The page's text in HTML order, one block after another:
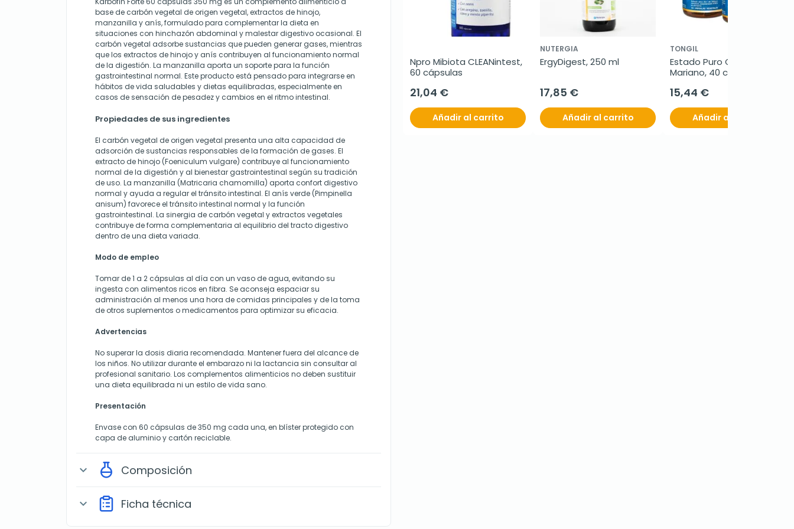
base de carbón vegetal de origen vegetal, extractos de hinojo,
manzanilla y anís, formulado para complementar la dieta en
situaciones con hinchazón abdominal y malestar digestivo ocasional. El
carbón vegetal adsorbe sustancias que pueden generar gases, mientras
que los extractos de hinojo y anís contribuyen al funcionamiento normal
de la digestión. La manzanilla aporta un soporte para la función
gastrointestinal normal. Este producto está pensado para integrarse en
hábitos de vida saludables y dietas equilibradas, especialmente en
casos de sensación de pesadez y cambios en el ritmo intestinal.
Propiedades de sus ingredientes
El carbón vegetal de origen vegetal presenta una alta capacidad de
adsorción de sustancias responsables de la formación de gases. El
extracto de hinojo (Foeniculum vulgare) contribuye al funcionamiento
normal de la digestión y al bienestar gastrointestinal según su tradición
de uso. La manzanilla (Matricaria chamomilla) aporta confort digestivo
normal y ayuda a regular el tránsito intestinal. El anís verde (Pimpinella
anisum) favorece el tránsito intestinal normal y la función
gastrointestinal. La sinergia de carbón vegetal y extractos vegetales
contribuye de forma complementaria al equilibrio del tracto digestivo
dentro de una dieta variada.
Modo de empleo
Tomar de 1 a 2 cápsulas al día con un vaso de agua, evitando su
ingesta con alimentos ricos en fibra. Se aconseja espaciar su
administración al menos una hora de comidas principales y de la toma
de otros suplementos o medicamentos para optimizar su eficacia.
Advertencias
No superar la dosis diaria recomendada. Mantener fuera del alcance de
los niños. No utilizar durante el embarazo ni la lactancia sin consultar al
profesional sanitario. Los complementos alimenticios no deben sustituir
una dieta equilibrada ni un estilo de vida sano.
Presentación
Envase con 60 cápsulas de 350 mg cada una, en blíster protegido con
capa de aluminio y cartón reciclable.
expand_more Composición
expand_more Ficha técnica
Npro Mibiota CLEANintest,
60 cápsulas
21,04 €
Añadir al carrito
NUTERGIA
ErgyDigest, 250 ml
17,85 €
Añadir al carrito
TONGIL
Estado Puro Cardo
Mariano, 40 cápsulas.
15,44 €
Añadir al carrito